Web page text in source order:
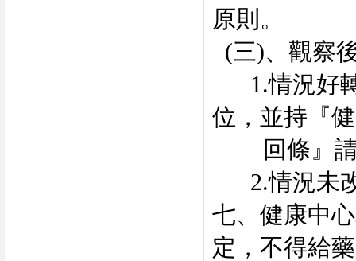
原則。
(三)、觀察
1.情況好轉
位，並持『
回條』請
2.情況未改
七、健康中
定，不得給